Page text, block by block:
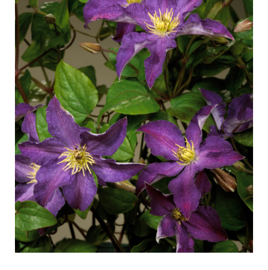
Neue Kollektionen
Wo unsere Pflanzen erhältlich sind
PFLEGE
Pflege von Freilandrosen
Pflege von Zimmerrosen
Pflege von Freilandclematis
Pflege von Zimmerclematis
Pflege Ort & Land
PFLANZENFINDER
GESCHICHTE
Pflege von Zimmerrosen
Pflege von Freilandclematis
Pflege von Zimmerclematis
Pflege Ort & Land
PFLANZENFINDER
GESCHICHTE
Das Unternehmen